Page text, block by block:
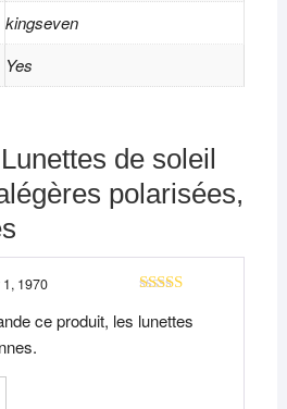
kingseven
Yes
Lunettes de soleil
polarisées,
1970
ce produit, les lunettes